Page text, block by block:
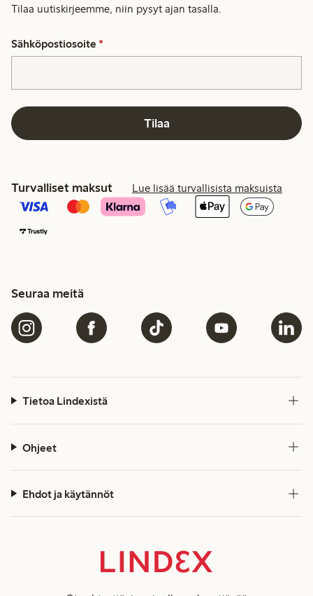
Tilaa uutiskirjeemme, niin pysyt ajan tasalla.
Sähköpostiosoite *
Tilaa
Turvalliset maksut Lue lisää turvallisista maksuista
Seuraa meitä
Tietoa Lindexistä
Ohjeet
Ehdot ja käytännöt